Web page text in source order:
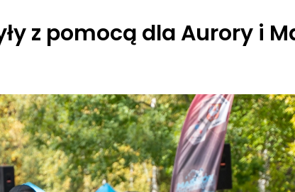
z pomocą dla Aurory i